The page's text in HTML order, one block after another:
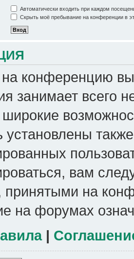
Автоматически входить при каждом
Скрыть моё пребывание на конференции в
конференцию
занимает всего
установлены
вам
принятыми на
на форумах
|